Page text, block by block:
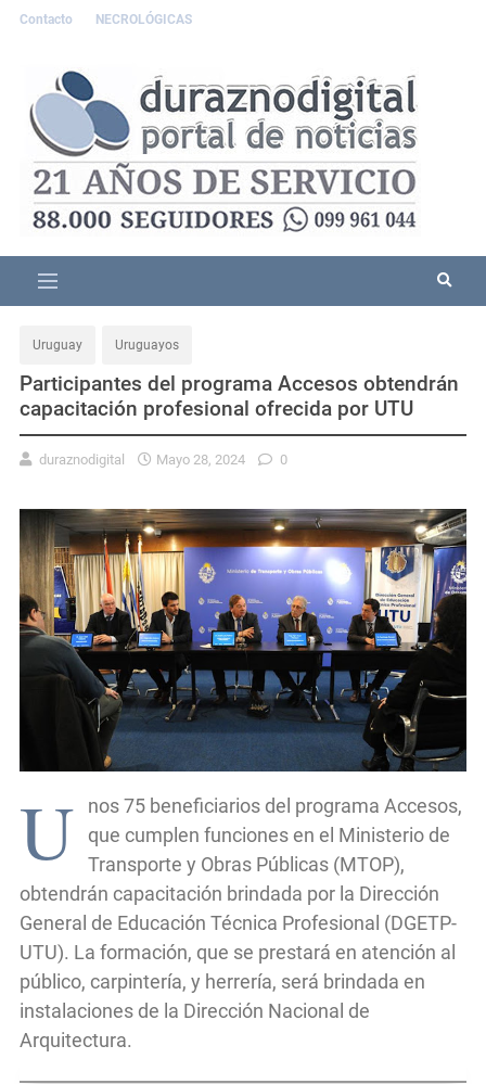
Contacto NECROLÓGICAS
Uruguay Uruguayos
Participantes del programa Accesos obtendrán
capacitación profesional ofrecida por UTU
duraznodigital Mayo 28, 2024 0
U
nos 75 beneficiarios del programa Accesos,
que cumplen funciones en el Ministerio de
Transporte y Obras Públicas (MTOP),
obtendrán capacitación brindada por la Dirección
General de Educación Técnica Profesional (DGETP-
UTU). La formación, que se prestará en atención al
público, carpintería, y herrería, será brindada en
instalaciones de la Dirección Nacional de
Arquitectura.